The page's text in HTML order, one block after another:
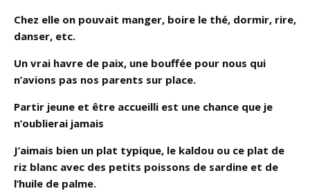
Chez elle on pouvait manger, boire le thé, dormir, rire,
danser, etc.
Un vrai havre de paix, une bouffée pour nous qui
n’avions pas nos parents sur place.
Partir jeune et être accueilli est une chance que je
n’oublierai jamais
J’aimais bien un plat typique, le kaldou ou ce plat de
riz blanc avec des petits poissons de sardine et de
l’huile de palme.